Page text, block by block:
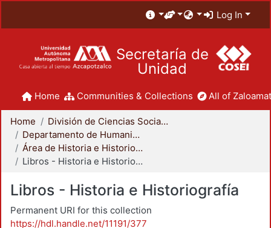
Log In
Secretaría de
Unidad
Home Communities & Collections All of
Home
División de Ciencias Sociales y Humanidades
Departamento de Humanidades
Área de Historia e Historiografía
Libros - Historia e Historiografía
Libros - Historia e Historiografía
Permanent URI for this collection
https://hdl.handle.net/11191/377